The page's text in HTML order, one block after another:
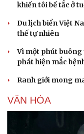
khiến tôi bế tắc ở
Du lịch biển Việt
thế tự nhiên
Vì một phút buông
phát hiện mắc
Ranh giới mong
VĂN HÓA